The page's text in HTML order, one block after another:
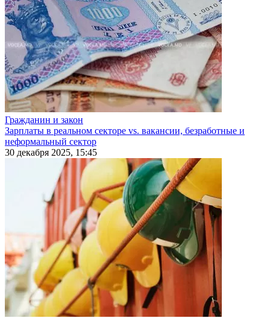
Гражданин и закон
Зарплаты в реальном секторе vs. вакансии, безработные и
неформальный сектор
30 декабря 2025, 15:45